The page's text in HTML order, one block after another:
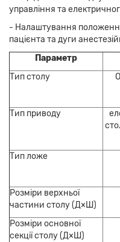
управління та
- Налаштування
пацієнта та дуги
Параметр
Тип столу
Тип приводу
Тип ложе
Розміри верхньої
частини столу (Д×Ш)
Розміри основної
секції столу (Д×Ш)